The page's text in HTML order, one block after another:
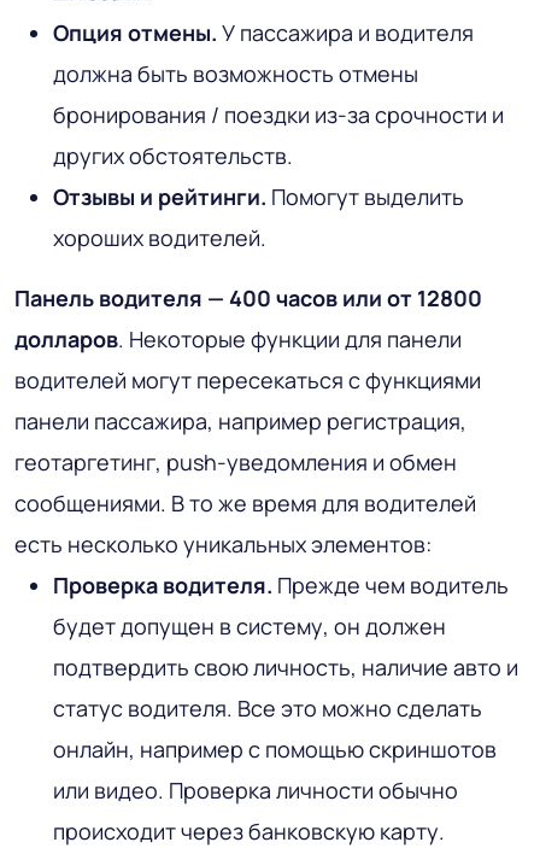
Опция отмены. У пассажира и водителя
должна быть возможность отмены
бронирования / поездки из-за срочности и
других обстоятельств.
Отзывы и рейтинги. Помогут выделить
хороших водителей.
Панель водителя — 400 часов или от 12800
долларов. Некоторые функции для панели
водителей могут пересекаться с функциями
панели пассажира, например регистрация,
геотаргетинг, push-уведомления и обмен
сообщениями. В то же время для водителей
есть несколько уникальных элементов:
Проверка водителя. Прежде чем водитель
будет допущен в систему, он должен
подтвердить свою личность, наличие авто и
статус водителя. Все это можно сделать
онлайн, например с помощью скриншотов
или видео. Проверка личности обычно
происходит через банковскую карту.